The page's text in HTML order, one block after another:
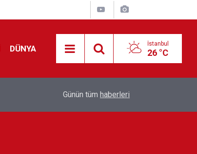
DÜNYA İstanbul
26 °C
Feridun Düzağaç sahnelere ara verdi: ''En az
Günün tüm haberleri